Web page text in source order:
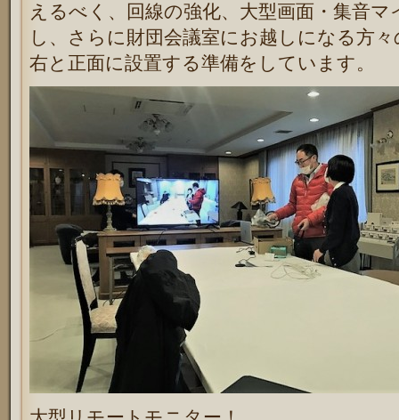
えるべく、回線の強化、大型画面・集音
し、さらに財団会議室にお越しになる方
右と正面に設置する準備をしています。